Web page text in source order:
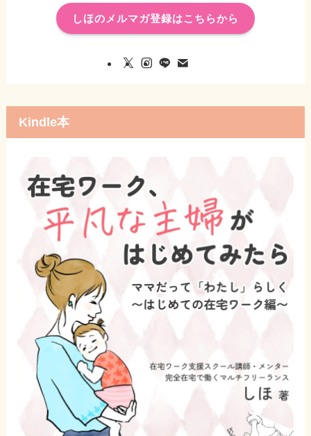
しほのメルマガ登録はこちらから
Kindle本